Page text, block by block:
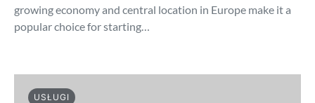
growing economy and central location in Europe make it a
popular choice for starting…
USŁUGI